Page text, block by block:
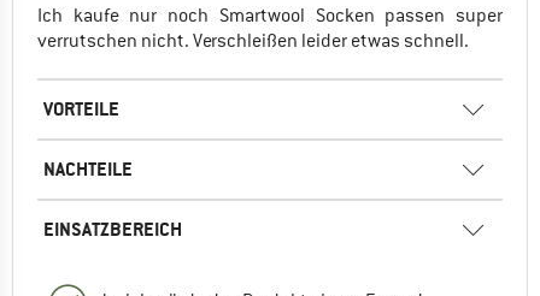
Ich kaufe nur noch Smartwool Socken passen super
verrutschen nicht. Verschleißen leider etwas schnell.
VORTEILE
NACHTEILE
EINSATZBEREICH